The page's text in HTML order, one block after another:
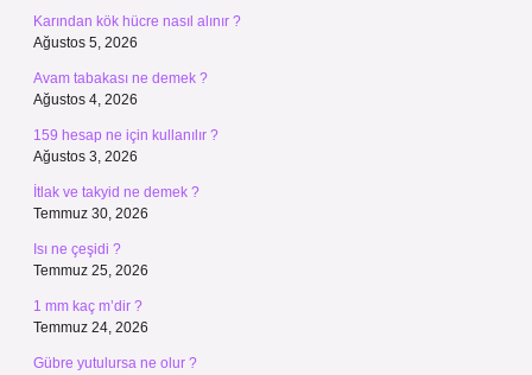
Karından kök hücre nasıl alınır ?
Ağustos 5, 2026
Avam tabakası ne demek ?
Ağustos 4, 2026
159 hesap ne için kullanılır ?
Ağustos 3, 2026
İtlak ve takyid ne demek ?
Temmuz 30, 2026
Isı ne çeşidi ?
Temmuz 25, 2026
1 mm kaç m’dir ?
Temmuz 24, 2026
Gübre yutulursa ne olur ?